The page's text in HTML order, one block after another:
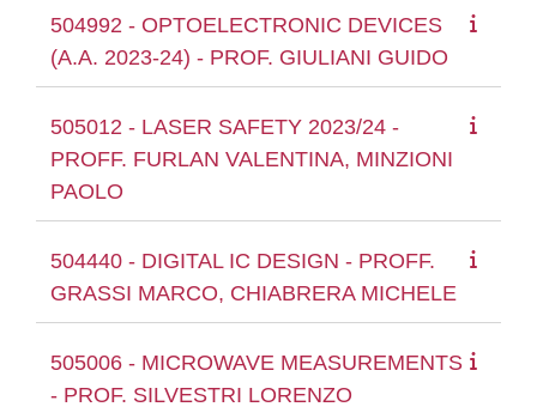
504992 - OPTOELECTRONIC DEVICES
(A.A. 2023-24) - PROF. GIULIANI GUIDO
505012 - LASER SAFETY 2023/24 -
PROFF. FURLAN VALENTINA, MINZIONI
PAOLO
504440 - DIGITAL IC DESIGN - PROFF.
GRASSI MARCO, CHIABRERA MICHELE
505006 - MICROWAVE MEASUREMENTS
- PROF. SILVESTRI LORENZO